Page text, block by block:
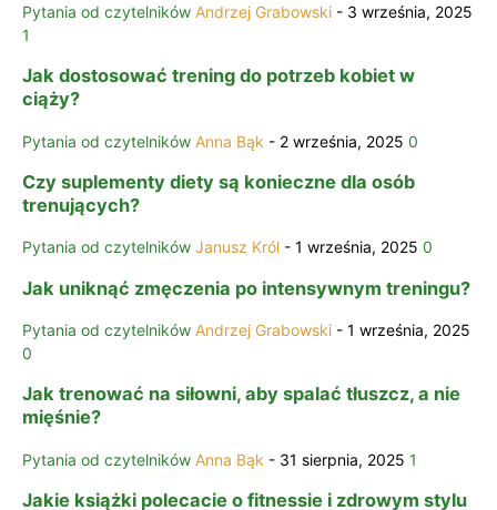
Pytania od czytelników Andrzej Grabowski - 3 września, 2025
1
Jak dostosować trening do potrzeb kobiet w
ciąży?
Pytania od czytelników Anna Bąk - 2 września, 2025 0
Czy suplementy diety są konieczne dla osób
trenujących?
Pytania od czytelników Janusz Król - 1 września, 2025 0
Jak uniknąć zmęczenia po intensywnym treningu?
Pytania od czytelników Andrzej Grabowski - 1 września, 2025
0
Jak trenować na siłowni, aby spalać tłuszcz, a nie
mięśnie?
Pytania od czytelników Anna Bąk - 31 sierpnia, 2025 1
Jakie książki polecacie o fitnessie i zdrowym stylu